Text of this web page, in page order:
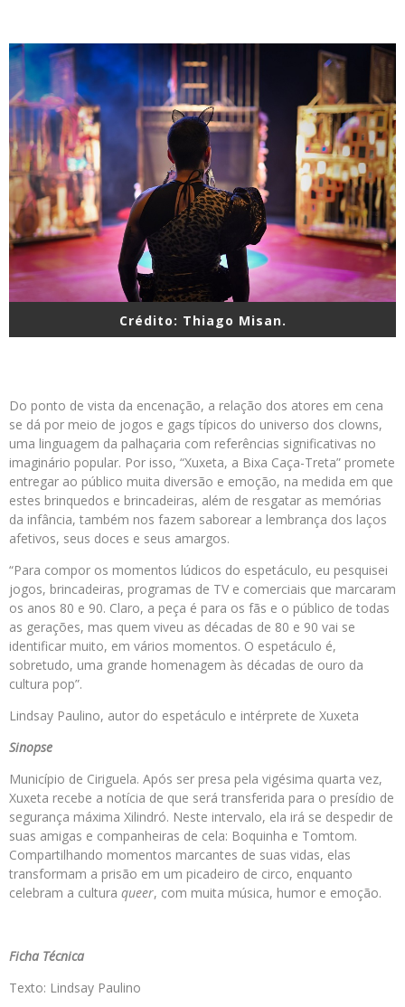
Crédito: Thiago Misan.
Do ponto de vista da encenação, a relação dos atores em cena
se dá por meio de jogos e gags típicos do universo dos clowns,
uma linguagem da palhaçaria com referências significativas no
imaginário popular. Por isso, “Xuxeta, a Bixa Caça-Treta” promete
entregar ao público muita diversão e emoção, na medida em que
estes brinquedos e brincadeiras, além de resgatar as memórias
da infância, também nos fazem saborear a lembrança dos laços
afetivos, seus doces e seus amargos.
“Para compor os momentos lúdicos do espetáculo, eu pesquisei
jogos, brincadeiras, programas de TV e comerciais que marcaram
os anos 80 e 90. Claro, a peça é para os fãs e o público de todas
as gerações, mas quem viveu as décadas de 80 e 90 vai se
identificar muito, em vários momentos. O espetáculo é,
sobretudo, uma grande homenagem às décadas de ouro da
cultura pop”.
Lindsay Paulino, autor do espetáculo e intérprete de Xuxeta
Sinopse
Município de Ciriguela. Após ser presa pela vigésima quarta vez,
Xuxeta recebe a notícia de que será transferida para o presídio de
segurança máxima Xilindró. Neste intervalo, ela irá se despedir de
suas amigas e companheiras de cela: Boquinha e Tomtom.
Compartilhando momentos marcantes de suas vidas, elas
transformam a prisão em um picadeiro de circo, enquanto
celebram a cultura queer, com muita música, humor e emoção.
Ficha Técnica
Texto: Lindsay Paulino